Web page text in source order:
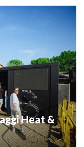
Heat &